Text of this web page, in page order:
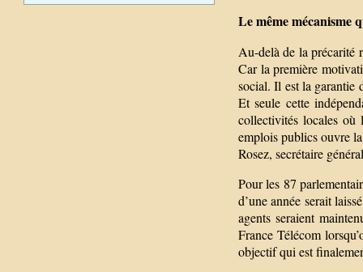
Le même mécanisme
Au-delà de la précarité
Car la première
social. Il est la garantie
Et seule cette
collectivités locales où
emplois publics ouvre
Rosez, secrétaire
Pour les 87
d’une année serait
agents seraient
France Télécom
objectif qui est